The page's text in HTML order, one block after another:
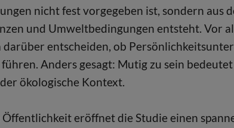
nicht fest vorgegeben ist, sondern aus
und Umweltbedingungen entsteht. Vor
darüber entscheiden, ob
Anders gesagt: Mutig zu sein
ökologische Kontext.
eröffnet die Studie einen